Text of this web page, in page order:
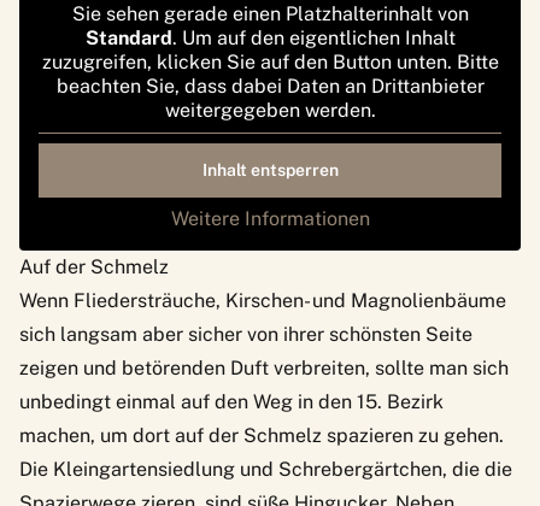
Sie sehen gerade einen Platzhalterinhalt von
Standard. Um auf den eigentlichen Inhalt
zuzugreifen, klicken Sie auf den Button unten. Bitte
beachten Sie, dass dabei Daten an Drittanbieter
weitergegeben werden.
Inhalt entsperren
Weitere Informationen
Auf der Schmelz
Wenn Fliedersträuche, Kirschen- und Magnolienbäume
sich langsam aber sicher von ihrer schönsten Seite
zeigen und betörenden Duft verbreiten, sollte man sich
unbedingt einmal auf den Weg in den 15. Bezirk
machen, um dort auf der Schmelz spazieren zu gehen.
Die Kleingartensiedlung und Schrebergärtchen, die die